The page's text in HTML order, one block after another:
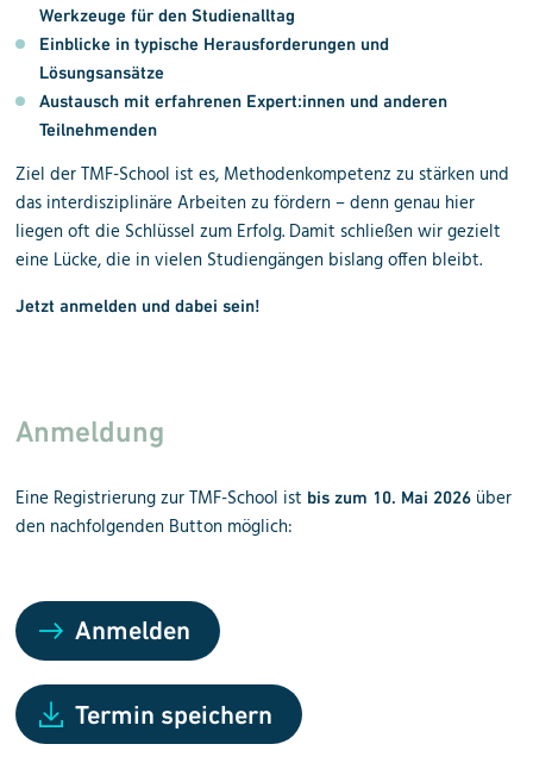
Werkzeuge für den Studienalltag
Einblicke in typische Herausforderungen und
Lösungsansätze
Austausch mit erfahrenen Expert:innen und anderen
Teilnehmenden
Ziel der TMF-School ist es, Methodenkompetenz zu stärken und
das interdisziplinäre Arbeiten zu fördern – denn genau hier
liegen oft die Schlüssel zum Erfolg. Damit schließen wir gezielt
eine Lücke, die in vielen Studiengängen bislang offen bleibt.
Jetzt anmelden und dabei sein!
Anmeldung
Eine Registrierung zur TMF-School ist bis zum 10. Mai 2026 über
den nachfolgenden Button möglich:
Anmelden
Termin speichern